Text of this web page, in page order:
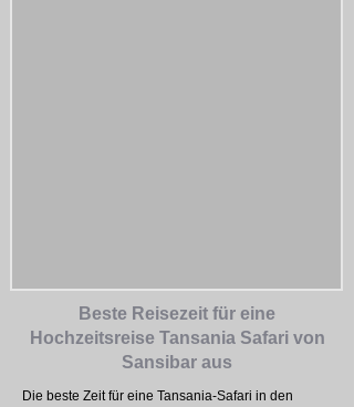
Beste Reisezeit für eine
Hochzeitsreise Tansania Safari von
Sansibar aus
Die beste Zeit für eine Tansania-Safari in den